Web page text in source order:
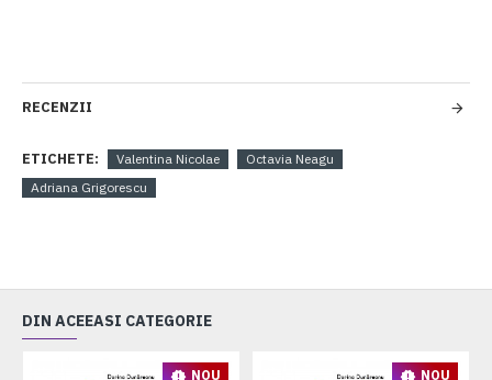
RECENZII
ETICHETE: Valentina Nicolae
Octavia Neagu
Adriana Grigorescu
DIN ACEEASI CATEGORIE
NOU NOU